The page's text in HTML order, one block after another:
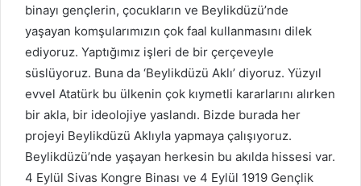
binayı gençlerin, çocukların ve Beylikdüzü’nde
yaşayan komşularımızın çok faal kullanmasını dilek
ediyoruz. Yaptığımız işleri de bir çerçeveyle
süslüyoruz. Buna da ‘Beylikdüzü Aklı’ diyoruz. Yüzyıl
evvel Atatürk bu ülkenin çok kıymetli kararlarını alırken
bir akla, bir ideolojiye yaslandı. Bizde burada her
projeyi Beylikdüzü Aklıyla yapmaya çalışıyoruz.
Beylikdüzü’nde yaşayan herkesin bu akılda hissesi var.
4 Eylül Sivas Kongre Binası ve 4 Eylül 1919 Gençlik